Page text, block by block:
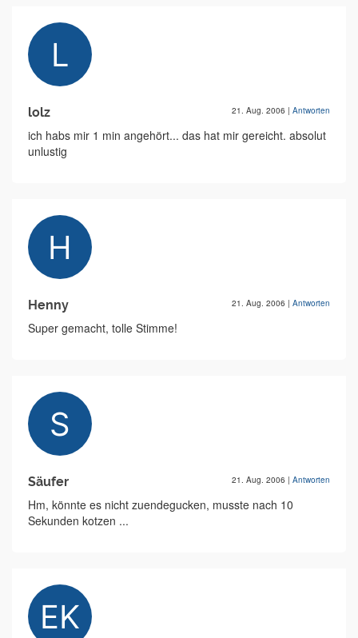
lolz 21. Aug. 2006 | Antworten
ich habs mir 1 min angehört... das hat mir gereicht. absolut
unlustig
Henny 21. Aug. 2006 | Antworten
Super gemacht, tolle Stimme!
Säufer 21. Aug. 2006 | Antworten
Hm, könnte es nicht zuendegucken, musste nach 10
Sekunden kotzen ...